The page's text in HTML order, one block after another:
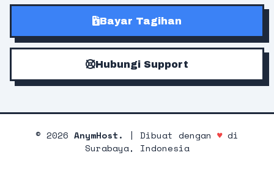
Bayar Tagihan
Hubungi Support
© 2026 AnymHost. | Dibuat dengan ♥di
Surabaya, Indonesia